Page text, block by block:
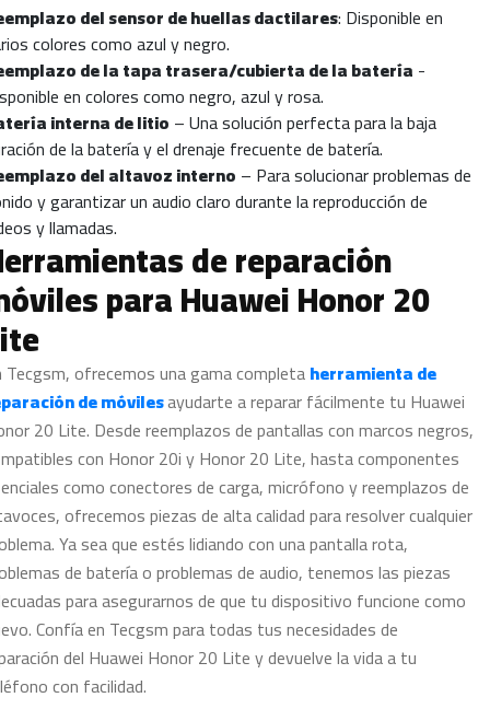
del sensor de huellas dactilares: Disponible en
colores como azul y negro.
de la tapa trasera/cubierta de la batería-
en colores como negro, azul y rosa.
interna de litio – Una solución perfecta para la baja
de la batería y el drenaje frecuente de batería.
del altavoz interno – Para solucionar problemas de
y garantizar un audio claro durante la reproducción de
y llamadas.
de reparación
para Huawei Honor 20
Tecgsm, ofrecemos una gama completaherramienta de
de móvilesayudarte a reparar fácilmente tu Huawei
20 Lite. Desde reemplazos de pantallas con marcos negros,
con Honor 20i y Honor 20 Lite, hasta componentes
como conectores de carga, micrófono y reemplazos de
ofrecemos piezas de alta calidad para resolver cualquier
Ya sea que estés lidiando con una pantalla rota,
de batería o problemas de audio, tenemos las piezas
para asegurarnos de que tu dispositivo funcione como
Confía en Tecgsm para todas tus necesidades de
del Huawei Honor 20 Lite y devuelve la vida a tu
con facilidad.